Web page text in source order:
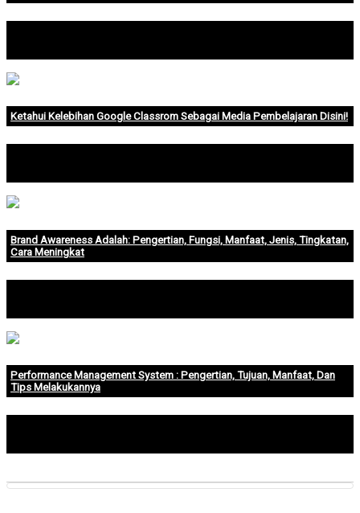
Ketahui Kelebihan Google Classrom Sebagai Media Pembelajaran Disini!
Brand Awareness Adalah: Pengertian, Fungsi, Manfaat, Jenis, Tingkatan,
Cara Meningkat
Performance Management System : Pengertian, Tujuan, Manfaat, Dan
Tips Melakukannya